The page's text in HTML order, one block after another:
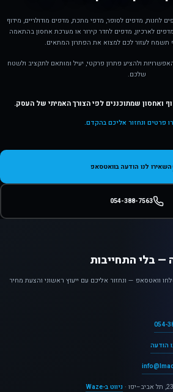
לחנות, מדפים לסופר, מדפי מתכת, מדפים מודולריים, מידוף
לארכיון, מדפים לחדר קירור או מערכת אחסון בהתאמה
תשמח לעזור לכם למצוא את הפתרון המתאים.
ולהציע פתרון פרקטי, יעיל ומותאם לתקציב ולשטח
שלכם.
ואחסון שמתוכננים לפי הצורך האמיתי של העסק.
פרטים ונחזור אליכם בהקדם.
השאירו לנו הודעה בוואטסאפ
054-388-7563
— בלי התחייבות
וואטסאפ — ונחזור אליכם עם ייעוץ ראשוני והצעת מחיר
054-
הודעה
ניווט ב-Waze